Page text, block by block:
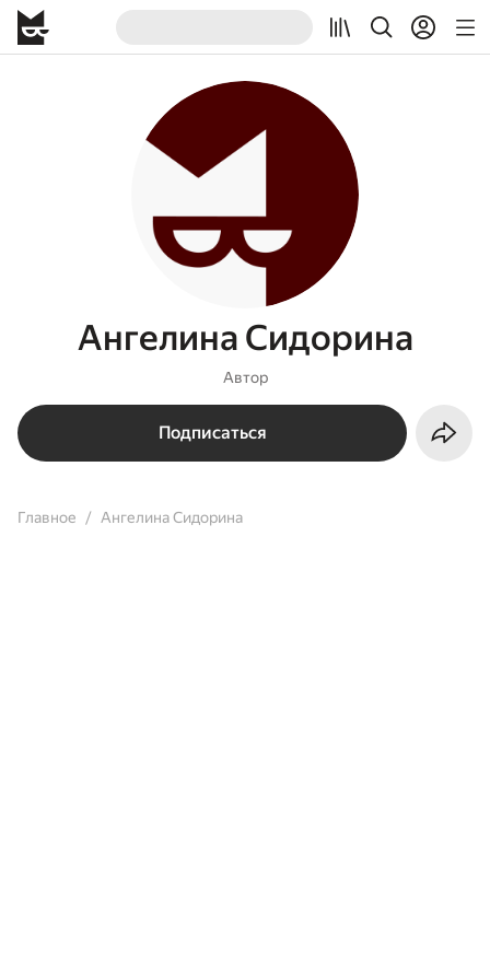
Ангелина Сидорина
Автор
Подписаться
Главное Ангелина Сидорина